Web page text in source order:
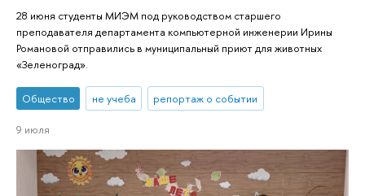
28 июня студенты МИЭМ под руководством старшего
преподавателя департамента компьютерной инженерии Ирины
Романовой отправились в муниципальный приют для животных
«Зеленоград».
Общество не учеба репортаж о событии
9 июля